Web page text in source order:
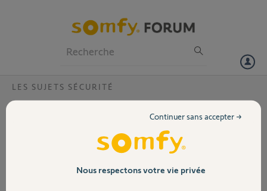
Volet
LES SUJETS SÉCURITÉ
installation du link impossible...
Reçu hier une box Tahoma (qui ne fonctionne pas, j'ai tout essayé et
j'ai envoyé un message) et une alarme Somfy.
L'installation du LINK reste impossible dès la première étape. J'ai tout
Nous respectons votre vie privée
Continuer sans accepter →